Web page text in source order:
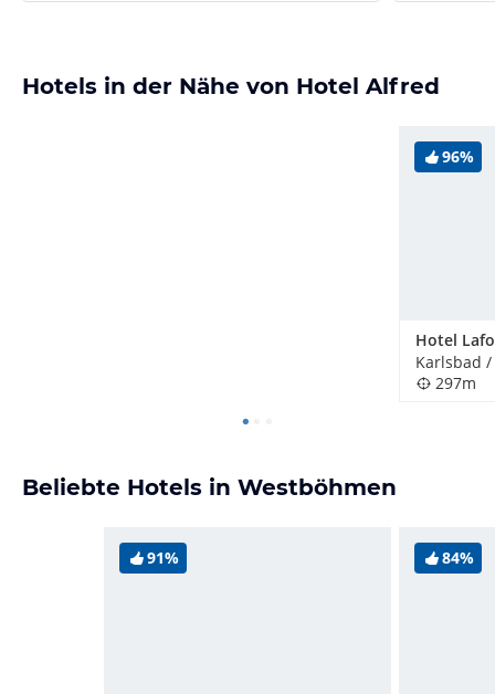
Hotels in der Nähe von Hotel Alfred
96%
Hotel
297m
Beliebte Hotels in Westböhmen
91% 84%